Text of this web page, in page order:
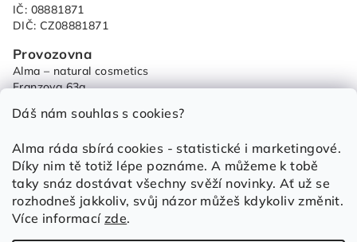
Dáš nám souhlas s cookies?
Alma ráda sbírá cookies - statistické i marketingové.
Díky nim tě totiž lépe poznáme. A můžeme k tobě
taky snáz dostávat všechny svěží novinky. Ať už se
rozhodneš jakkoliv, svůj názor můžeš kdykoliv změnit.
Více informacízde.
IČ: 08881871
DIČ: CZ08881871
Provozovna
Alma – natural cosmetics
Franzova 63a
+420 733 684 459
objednavky@alma.cz
Obchod
Obchodní podmínky
Ochrana osobních údajů